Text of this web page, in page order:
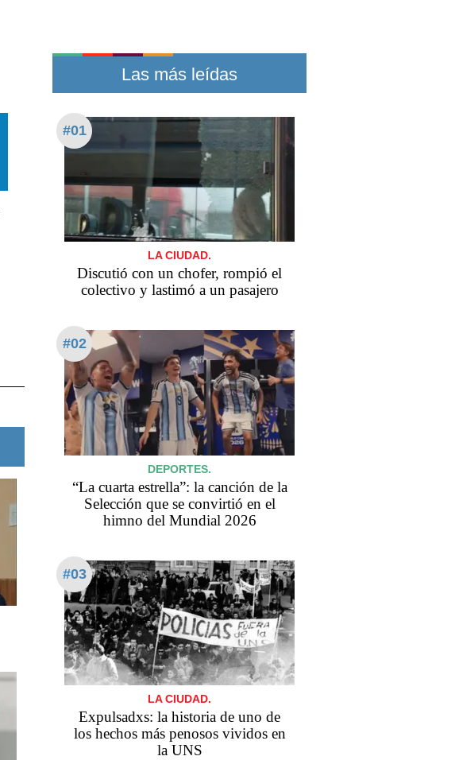
Las más leídas
#01
LA CIUDAD.
Discutió con un chofer, rompió el
colectivo y lastimó a un pasajero
#02
DEPORTES.
“La cuarta estrella”: la canción de la
Selección que se convirtió en el
himno del Mundial 2026
#03
LA CIUDAD.
Expulsadxs: la historia de uno de
los hechos más penosos vividos en
la UNS